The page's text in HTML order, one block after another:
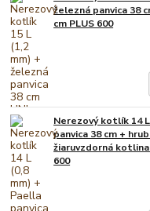
železná panvica 38
cm PLUS 600
Nerezový kotlík 14
panvica 38 cm +
žiaruvzdorná kotlina
600